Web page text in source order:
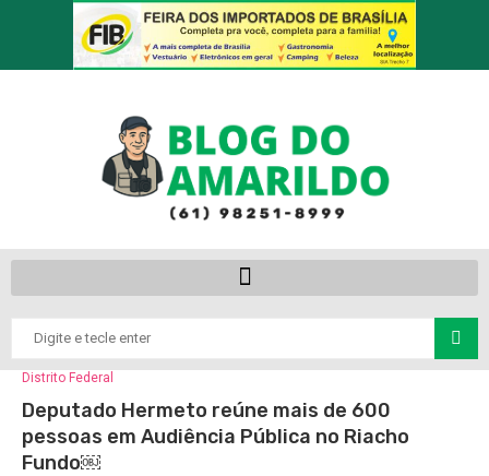
Distrito Federal
Deputado Hermeto reúne mais de 600
pessoas em Audiência Pública no Riacho
Fundo￼